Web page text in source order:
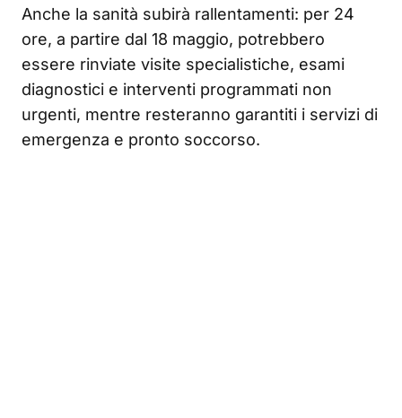
Anche la sanità subirà rallentamenti: per 24
ore, a partire dal 18 maggio, potrebbero
essere rinviate visite specialistiche, esami
diagnostici e interventi programmati non
urgenti, mentre resteranno garantiti i servizi di
emergenza e pronto soccorso.